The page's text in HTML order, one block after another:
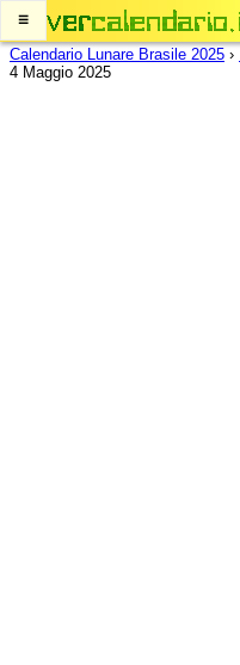
≡
Calendario Lunare Brasile 2025 ›
4 Maggio 2025